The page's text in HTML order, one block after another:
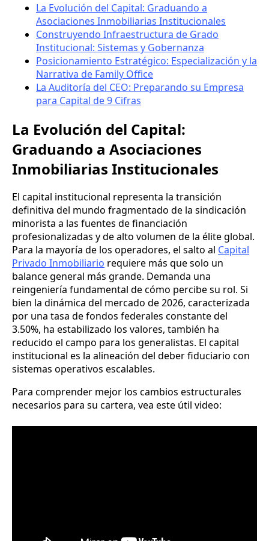
La Evolución del Capital: Graduando a
Asociaciones Inmobiliarias Institucionales
Construyendo Infraestructura de Grado
Institucional: Sistemas y Gobernanza
Posicionamiento Estratégico: Especialización y la
Narrativa de Family Office
La Auditoría del CEO: Preparando su Empresa
para Capital de 9 Cifras
La Evolución del Capital:
Graduando a Asociaciones
Inmobiliarias Institucionales
El capital institucional representa la transición
definitiva del mundo fragmentado de la sindicación
minorista a las fuentes de financiación
profesionalizadas y de alto volumen de la élite global.
Para la mayoría de los operadores, el salto al Capital
Privado Inmobiliario requiere más que solo un
balance general más grande. Demanda una
reingeniería fundamental de cómo percibe su rol. Si
bien la dinámica del mercado de 2026, caracterizada
por una tasa de fondos federales constante del
3.50%, ha estabilizado los valores, también ha
reducido el campo para los generalistas. El capital
institucional es la alineación del deber fiduciario con
sistemas operativos escalables.
Para comprender mejor los cambios estructurales
necesarios para su cartera, vea este útil video: